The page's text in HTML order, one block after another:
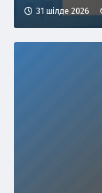
31 шілде 2026